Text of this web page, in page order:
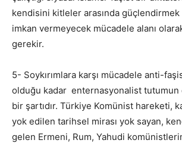
kendisini kitleler arasında güçlendirmek
imkan vermeyecek mücadele alanı
gerekir.
5- Soykırımlara karşı mücadele anti-
olduğu kadar enternasyonalist tutumun
bir şartıdır. Türkiye Komünist hareketi,
yok edilen tarihsel mirası yok sayan,
gelen Ermeni, Rum, Yahudi